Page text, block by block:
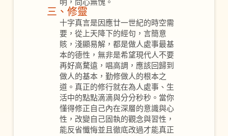
明，問心無愧。
三、修靈
十字真言是因應廿一世紀的時空需
要，從上天降下的經句，言簡意
賅，淺顯易解，都是做人處事最基
本的德性，無非是希望現代人不要
再好高騖遠，唱高調，應該回歸到
做人的基本，勤修做人的根本之
道。真正的修行就在為人處事、生
活中的點點滴滴與分分秒秒。當你
懂得修正自己內在深層的意識與心
性，改變自己固執的觀念與習性，
能反省懺悔並且徹底改過才能真正